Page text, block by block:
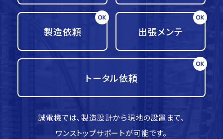
製造依頼 出張メンテ
トータル依頼
誠電機では、製造設計から現地の設置まで、
ワンストップサポートが可能です。